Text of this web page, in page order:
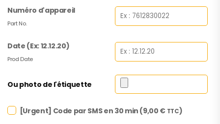
Numéro d'appareil
Part No.
Date (Ex: 12.12.20)
Prod Date
Ou photo de l'étiquette
[Urgent] Code par SMS en 30 min (9,00 € TTC)